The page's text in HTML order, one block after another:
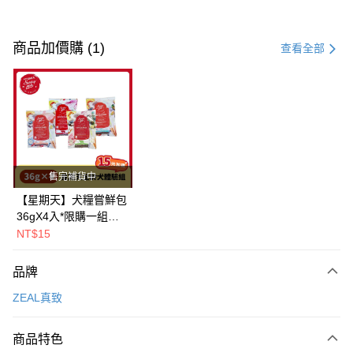
信用卡一次付款
超商取貨付款
LINE Pay
Apple Pay
街口支付
悠遊付
Google Pay
AFTEE先享後付
相關說明
AFTEE先享後付是「在收到商品之後才付款」的支付方式。 讓您購物簡單
便利好安心！
商品加價購 (1) 查看全部
售完補貨中
【星期天】犬糧嘗鮮包
36gX4入*限購一組｜
鱈+鮭+牛+羊（效期
NT$15
品牌
ZEAL真致
商品特色